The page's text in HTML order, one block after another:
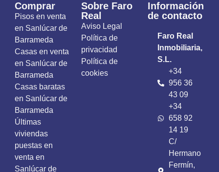
Comprar
Pisos en venta
en Sanlúcar de
Barrameda
Casas en venta
en Sanlúcar de
Barrameda
Casas baratas
en Sanlúcar de
Barrameda
Últimas
viviendas
puestas en
venta en
Sanlúcar de
Sobre Faro
Real
Aviso Legal
Política de
privacidad
Política de
cookies
Información
de contacto
Faro Real
Inmobiliaria,
S.L.
+34
956 36
43 09
+34
658 92
14 19
C/
Hermano
Fermín,